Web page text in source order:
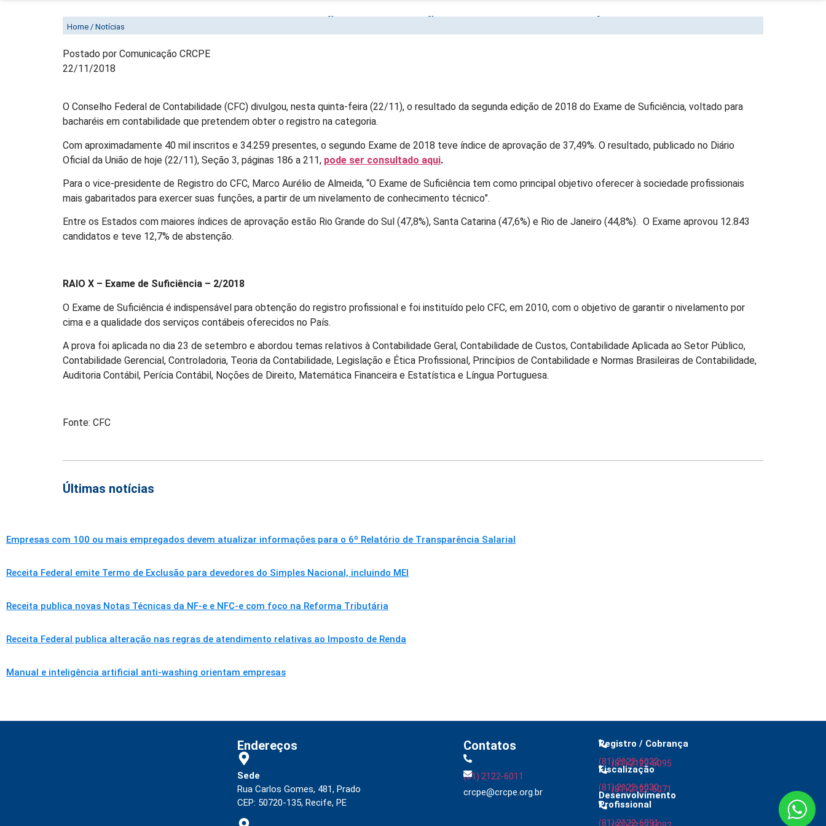
CRESCE O PERCENTUAL DE APROVAÇÃO NA 2ª EDIÇÃO DO EXAME DE SUFICIÊNCIA 2018
Home / Notícias
Postado por Comunicação CRCPE
22/11/2018
O Conselho Federal de Contabilidade (CFC) divulgou, nesta quinta-feira (22/11), o resultado da segunda edição de 2018 do Exame de Suficiência, voltado para
bacharéis em contabilidade que pretendem obter o registro na categoria.
Com aproximadamente 40 mil inscritos e 34.259 presentes, o segundo Exame de 2018 teve índice de aprovação de 37,49%. O resultado, publicado no Diário
Oficial da União de hoje (22/11), Seção 3, páginas 186 a 211, pode ser consultado aqui.
Para o vice-presidente de Registro do CFC, Marco Aurélio de Almeida, “O Exame de Suficiência tem como principal objetivo oferecer à sociedade profissionais
mais gabaritados para exercer suas funções, a partir de um nivelamento de conhecimento técnico”.
Entre os Estados com maiores índices de aprovação estão Rio Grande do Sul (47,8%), Santa Catarina (47,6%) e Rio de Janeiro (44,8%). O Exame aprovou 12.843
candidatos e teve 12,7% de abstenção.
RAIO X – Exame de Suficiência – 2/2018
O Exame de Suficiência é indispensável para obtenção do registro profissional e foi instituído pelo CFC, em 2010, com o objetivo de garantir o nivelamento por
cima e a qualidade dos serviços contábeis oferecidos no País.
A prova foi aplicada no dia 23 de setembro e abordou temas relativos à Contabilidade Geral, Contabilidade de Custos, Contabilidade Aplicada ao Setor Público,
Contabilidade Gerencial, Controladoria, Teoria da Contabilidade, Legislação e Ética Profissional, Princípios de Contabilidade e Normas Brasileiras de Contabilidade,
Auditoria Contábil, Perícia Contábil, Noções de Direito, Matemática Financeira e Estatística e Língua Portuguesa.
Fonte: CFC
Últimas notícias
Empresas com 100 ou mais empregados devem atualizar informações para o 6º Relatório de Transparência Salarial
Receita Federal emite Termo de Exclusão para devedores do Simples Nacional, incluindo MEI
Receita publica novas Notas Técnicas da NF-e e NFC-e com foco na Reforma Tributária
Receita Federal publica alteração nas regras de atendimento relativas ao Imposto de Renda
Manual e inteligência artificial anti-washing orientam empresas
Endereços
Sede
Rua Carlos Gomes, 481, Prado
CEP: 50720-135, Recife, PE
Contatos
(81) 2122-6011
crcpe@crcpe.org.br
Registro / Cobrança
(81) 2122-6022
(81) 2122-6095
Fiscalização
(81) 2122-6030
(81) 2122-6071
Desenvolvimento
Profissional
(81) 2122-6091